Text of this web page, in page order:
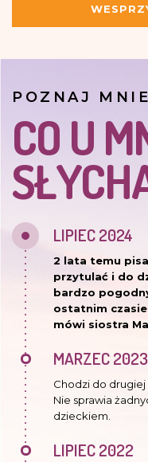
POZNAJ
CO U
LIPIEC 2024
2 lata temu
przytulać i do
bardzo
ostatnim
mówi siostra
MARZEC 2023
Chodzi do drugiej
Nie sprawia
dzieckiem.
LIPIEC 2022